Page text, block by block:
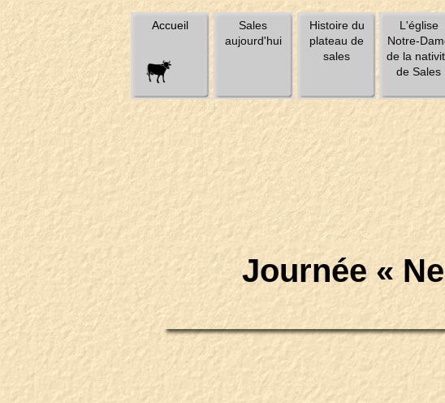
Accueil
Sales
aujourd'hui
Histoire du
plateau de
sales
L'église
Notre-
de la
de Sales
Journée «